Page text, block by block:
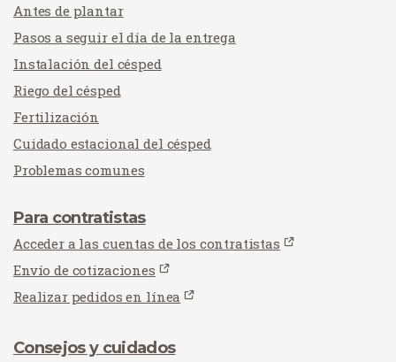
Antes de plantar
Pasos a seguir el día de la entrega
Instalación del césped
Riego del césped
Fertilización
Cuidado estacional del césped
Problemas comunes
Para contratistas
Acceder a las cuentas de los contratistas
Envío de cotizaciones
Realizar pedidos en línea
Consejos y cuidados